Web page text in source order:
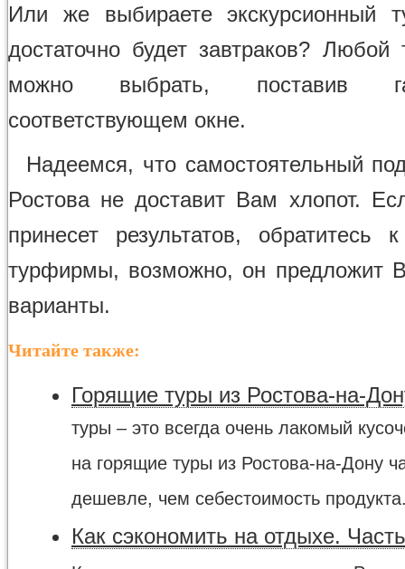
Или же выбираете экскурсионный
достаточно будет завтраков? Любой
можно выбрать, поставив
соответствующем окне.
Надеемся, что самостоятельный
Ростова не доставит Вам хлопот.
принесет результатов, обратитесь
турфирмы, возможно, он предложит
варианты.
Читайте также:
Горящие туры из Ростова-на-
туры – это всегда очень лакомый
на горящие туры из Ростова-на-Дону
дешевле, чем себестоимость
Как сэкономить на отдыхе.